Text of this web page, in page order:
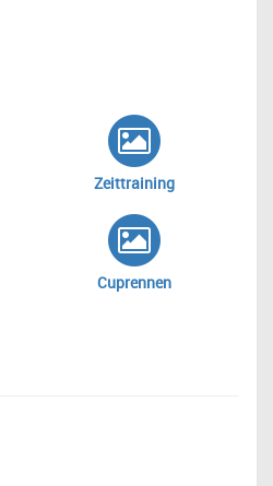
Zeittraining
Cuprennen